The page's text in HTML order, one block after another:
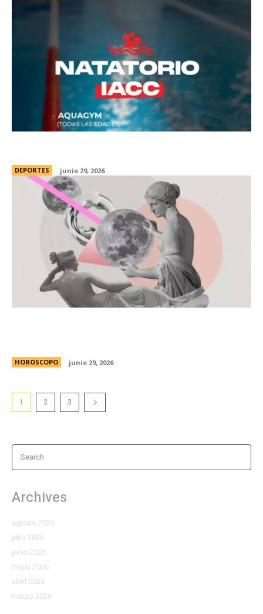
DEPORTES junio 29, 2026
HOROSCOPO junio 29, 2026
1 2 3
Search
Archives
agosto 2026
julio 2026
junio 2026
mayo 2026
abril 2026
marzo 2026